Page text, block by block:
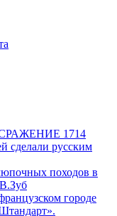
1714
сделали русским
походов в
городе